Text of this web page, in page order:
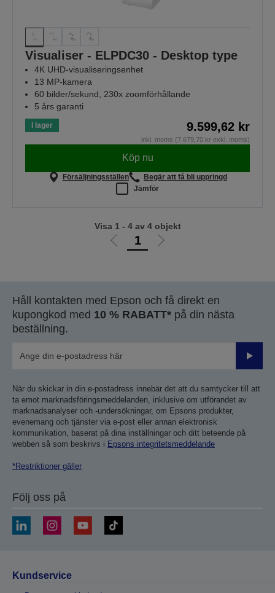
Visualiser - ELPDC30 - Desktop type
4K UHD-visualiseringsenhet
13 MP-kamera
60 bilder/sekund, 230x zoomförhållande
5 års garanti
I lager 9.599,62 kr
inkl. moms (7.679,70 kr exkl. moms)
Köp nu
Försäljningsställen
Begär att få bli uppringd
Jämför
Gå
1
Gå
Visa 1 - 4 av 4 objekt
Håll kontakten med Epson och få direkt en
kupongkod med 10 % RABATT* på din nästa
beställning.
Skicka
När du skickar in din e-postadress innebär det att du samtycker till att
ta emot marknadsföringsmeddelanden, inklusive om utförandet av
marknadsanalyser och -undersökningar, om Epsons produkter,
evenemang och tjänster via e-post eller annan elektronisk
kommunikation, baserat på dina inställningar och ditt beteende på
webben så som beskrivs i Epsons integritetsmeddelande
*Restriktioner gäller
Följ oss på
Kundservice